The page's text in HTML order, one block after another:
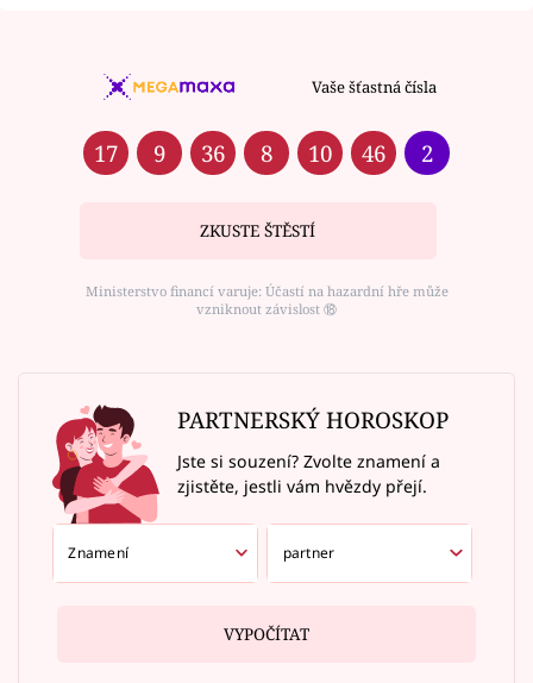
Vaše šťastná čísla
17 9 36 8 10 46 2
ZKUSTE ŠTĚSTÍ
Ministerstvo financí varuje: Účastí na hazardní hře může
vzniknout závislost ⑱
PARTNERSKÝ HOROSKOP
Jste si souzení? Zvolte znamení a
zjistěte, jestli vám hvězdy přejí.
VYPOČÍTAT